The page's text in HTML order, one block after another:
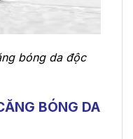
bóng da độc
BÓNG DA